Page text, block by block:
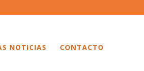
NOTICIAS CONTACTO